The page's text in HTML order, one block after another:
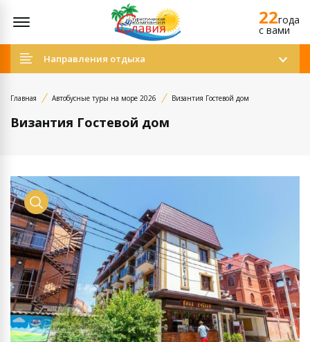
22года
c вами
Направления отдыха
Главная Автобусные туры на море 2026 Византия Гостевой дом
Византия Гостевой дом
Просмотр